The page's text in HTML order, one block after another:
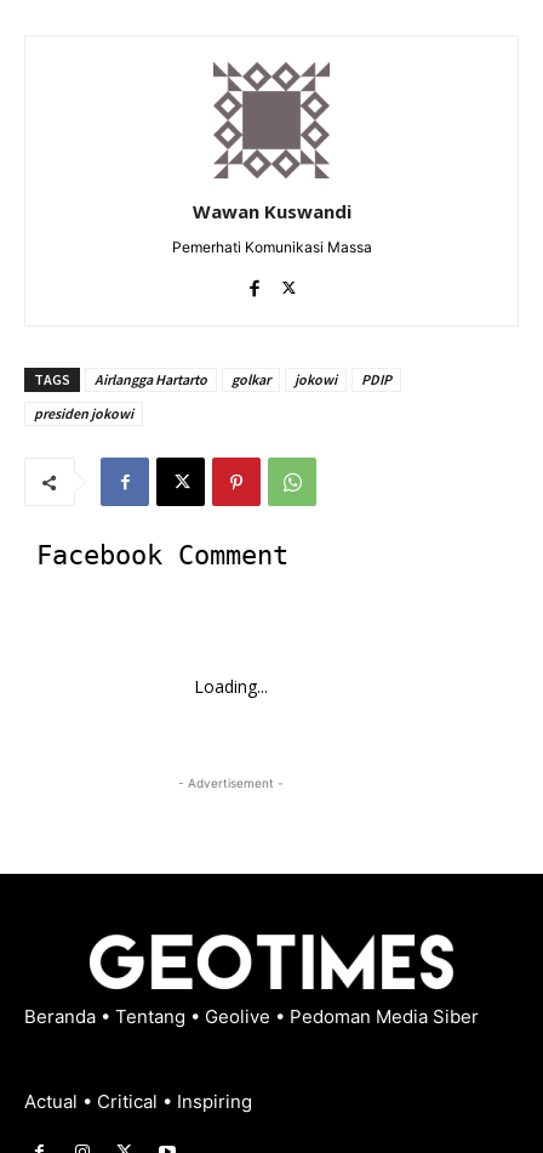
Wawan Kuswandi
Pemerhati Komunikasi Massa
TAGS Airlangga Hartarto golkar jokowi
PDIP
presiden jokowi
Facebook Comment
Loading...
- Advertisement -
Beranda • Tentang • Geolive • Pedoman Media Siber
Actual • Critical • Inspiring